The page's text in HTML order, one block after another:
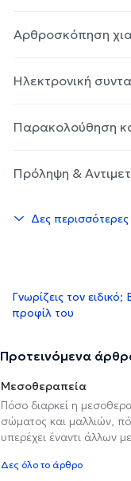
Αρθροσκόπηση
Ηλεκτρονική
Παρακολούθηση
Πρόληψη &
Δες περισσότερες
Γνωρίζεις τον
προφίλ του
Προτεινόμενα
Μεσοθεραπεία
Πόσο διαρκεί η
σώματος και μαλλιών,
υπερέχει έναντι άλλων
Δες όλο το άρθρο